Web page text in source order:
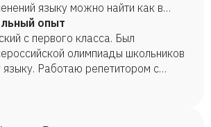
языку можно найти как в
и в профессиональной
стремлюсь выполнить цели и
этом добавляя капельку
расширить горизонты
опыт
с первого класса. Был
олимпиады школьников
языку. Работаю репетитором с